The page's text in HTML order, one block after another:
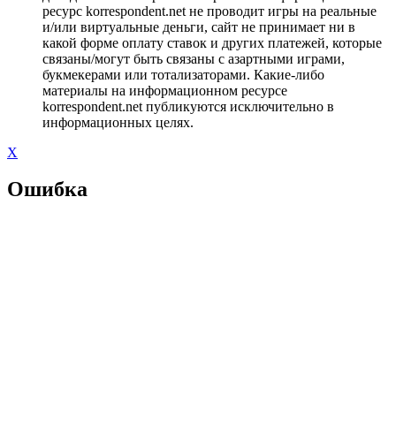
ресурс korrespondent.net не проводит игры на реальные
и/или виртуальные деньги, сайт не принимает ни в
какой форме оплату ставок и других платежей, которые
связаны/могут быть связаны с азартными играми,
букмекерами или тотализаторами. Какие-либо
материалы на информационном ресурсе
korrespondent.net публикуются исключительно в
информационных целях.
X
Ошибка